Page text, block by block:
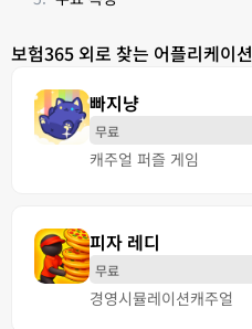
보험365 외로 찾는 어플리케이션
빠지냥
무료
캐주얼 퍼즐 게임
피자 레디
무료
경영시뮬레이션캐주얼